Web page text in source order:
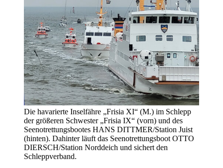
Die havarierte Inselfähre „Frisia XI“ (M.) im Schlepp
der größeren Schwester „Frisia IX“ (vorn) und des
Seenotrettungsbootes HANS DITTMER/Station Juist
(hinten). Dahinter läuft das Seenotrettungsboot OTTO
DIERSCH/Station Norddeich und sichert den
Schleppverband.